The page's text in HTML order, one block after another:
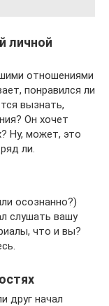
личной
отношениями
понравился ли
вызнать,
Он хочет
Ну, может, это
ли.
осознанно?)
слушать вашу
что и вы?
друг начал